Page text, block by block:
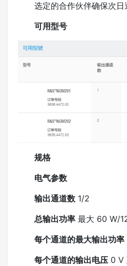
选定的合作伙伴确保次日
可用型号
规格
电气参数
输出通道数 1/2
总输出功率 最大 60 W/
每个通道的最大输出功率
每个通道的输出电压 0 V